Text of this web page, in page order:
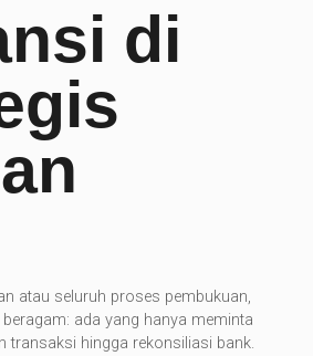
di
atau seluruh proses pembukuan,
ada yang hanya meminta
transaksi hingga rekonsiliasi bank.